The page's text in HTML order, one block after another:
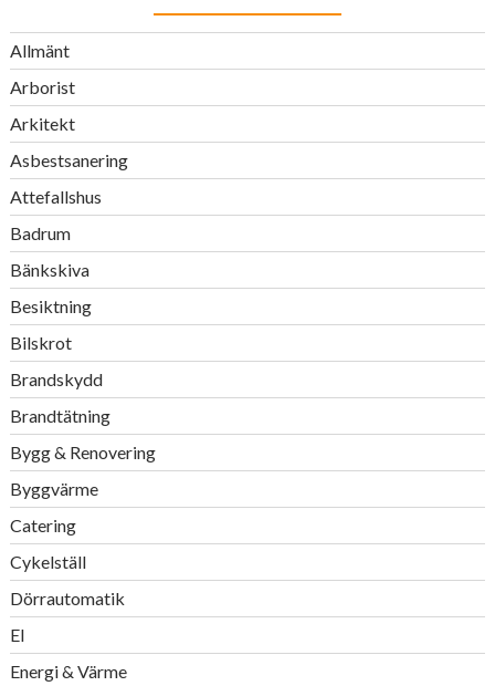
Allmänt
Arborist
Arkitekt
Asbestsanering
Attefallshus
Badrum
Bänkskiva
Besiktning
Bilskrot
Brandskydd
Brandtätning
Bygg & Renovering
Byggvärme
Catering
Cykelställ
Dörrautomatik
El
Energi & Värme